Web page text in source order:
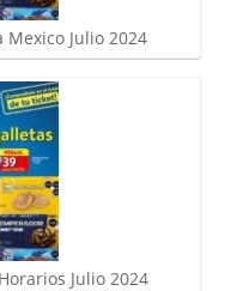
Julio 2024
Julio 2024